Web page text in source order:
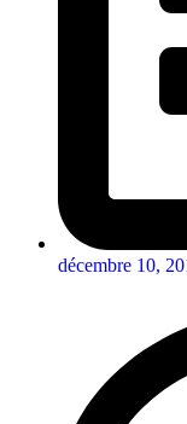
décembre 10,